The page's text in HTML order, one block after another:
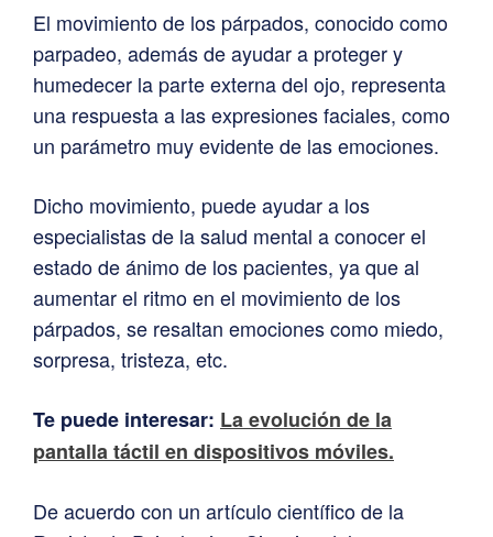
El movimiento de los párpados, conocido como
parpadeo, además de ayudar a proteger y
humedecer la parte externa del ojo, representa
una respuesta a las expresiones faciales, como
un parámetro muy evidente de las emociones.
Dicho movimiento, puede ayudar a los
especialistas de la salud mental a conocer el
estado de ánimo de los pacientes, ya que al
aumentar el ritmo en el movimiento de los
párpados, se resaltan emociones como miedo,
sorpresa, tristeza, etc.
Te puede interesar: La evolución de la
pantalla táctil en dispositivos móviles.
De acuerdo con un artículo científico de la